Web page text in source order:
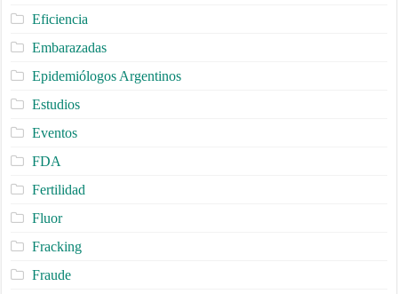
Eficiencia
Embarazadas
Epidemiólogos Argentinos
Estudios
Eventos
FDA
Fertilidad
Fluor
Fracking
Fraude